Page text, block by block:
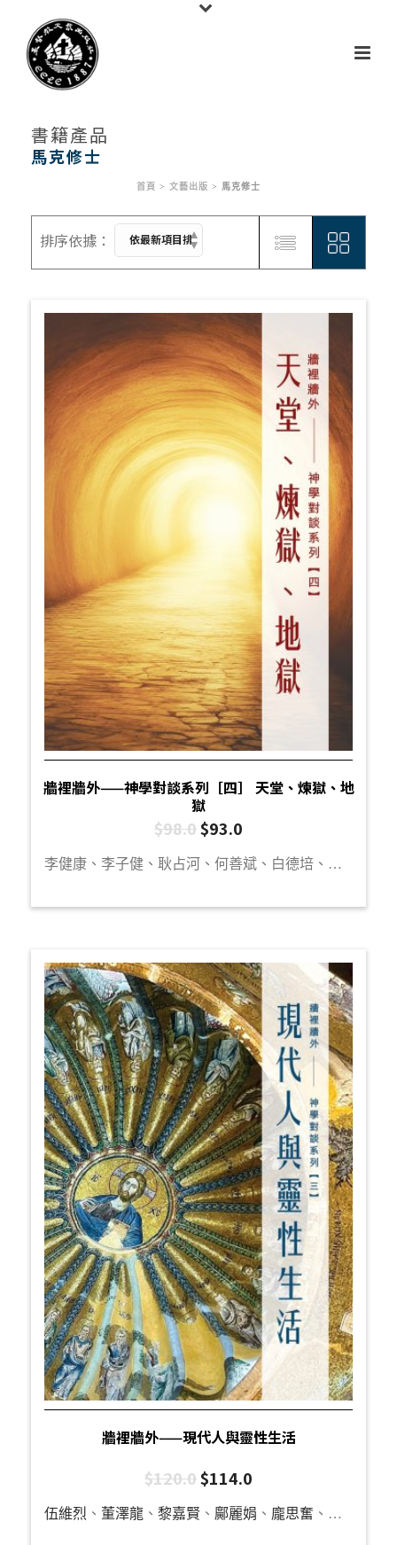
書籍產品
首頁 > 文藝出版 > 馬克修士
馬克修士
牆裡牆外——神學對談系列［四］ 天堂、煉獄、地
獄
$98.0$93.0
李健康、李子健、耿占河、何善斌、白德培、袁浩俊、陳曉琪、李一帆、楊文傑
牆裡牆外——現代人與靈性生活
$120.0$114.0
伍維烈 、 董澤龍 、 黎嘉賢 、 鄺麗娟 、 龐思奮 、 何威達